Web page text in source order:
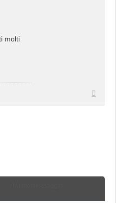
molti